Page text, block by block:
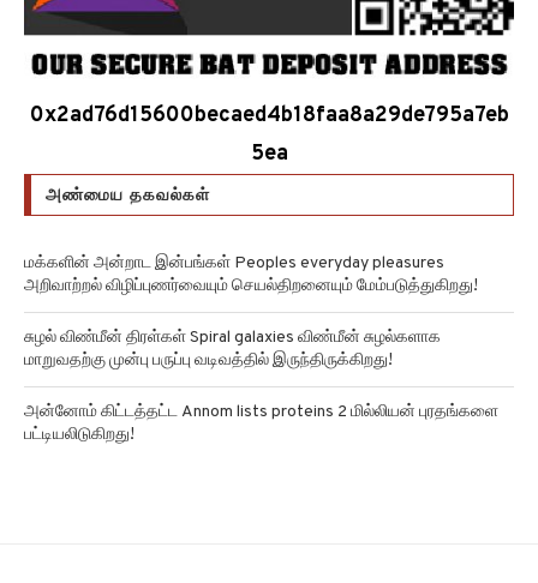
5ea
அண்மைய தகவல்கள்
அறிவாற்றல் விழிப்புணர்வையும் செயல்திறனையும் மேம்படுத்துகிறது!
சுழல் விண்மீன் திரள்கள் Spiral galaxies விண்மீன் சுழல்களாக
மாறுவதற்கு முன்பு பருப்பு வடிவத்தில் இருந்திருக்கிறது!
அன்னோம் கிட்டத்தட்ட Annom lists proteins 2 மில்லியன் புரதங்களை
பட்டியலிடுகிறது!